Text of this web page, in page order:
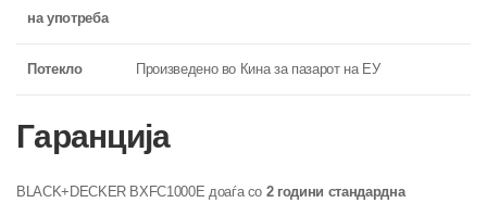
на употреба
Потекло Произведено во Кина за пазарот на ЕУ
Гаранција
BLACK+DECKER BXFC1000E доаѓа со 2 години стандардна